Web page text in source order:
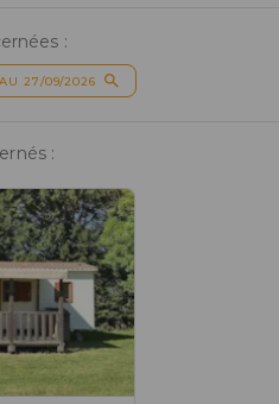
:
27/09/2026
: